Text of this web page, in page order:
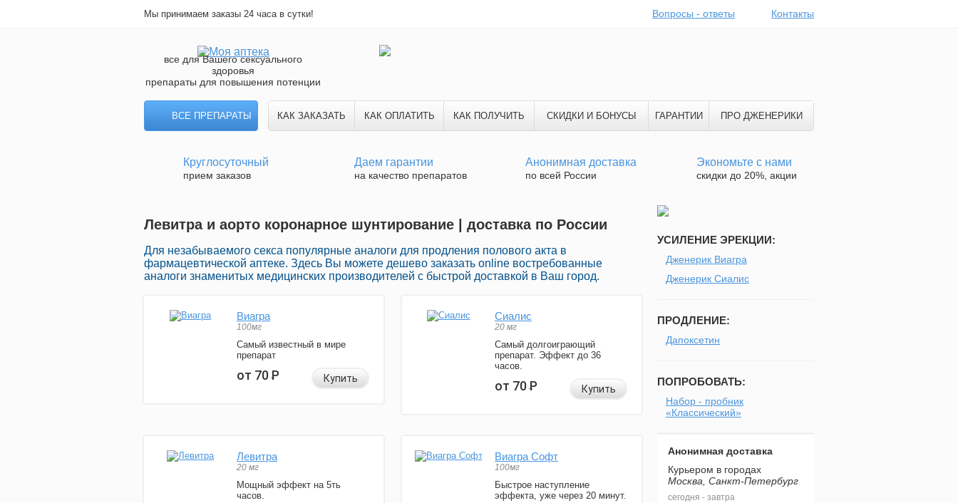
Мы принимаем заказы 24 часа в сутки! Вопросы - ответы Контакты
все для Вашего сексуального
здоровья
препараты для повышения потенции
ВСЕ ПРЕПАРАТЫ КАК ЗАКАЗАТЬ КАК ОПЛАТИТЬ КАК ПОЛУЧИТЬ СКИДКИ И БОНУСЫ ГАРАНТИИ ПРО ДЖЕНЕРИКИ
Круглосуточный
прием заказов
Даем гарантии
на качество препаратов
Анонимная доставка
по всей России
Экономьте с нами
скидки до 20%, акции
Левитра и аорто коронарное шунтирование | доставка по России
Для незабываемого секса популярные аналоги для продления полового акта в
фармацевтической аптеке. Здесь Вы можете дешево заказать online востребованные
аналоги знаменитых медицинских производителей с быстрой доставкой в Ваш город.
Виагра
100мг
Самый известный в мире
препарат
от 70Р Купить
Сиалис
20 мг
Самый долгоиграющий
препарат. Эффект до 36
часов.
от 70Р Купить
Левитра
20 мг
Мощный эффект на 5ть
часов.
Виагра Софт
100мг
Быстрое наступление
эффекта, уже через 20 минут.
УСИЛЕНИЕ ЭРЕКЦИИ:
Дженерик Виагра
Дженерик Сиалис
ПРОДЛЕНИЕ:
Дапоксетин
ПОПРОБОВАТЬ:
Набор - пробник
«Классический»
Анонимная доставка
Курьером в городах
Москва, Санкт-Петербург
сегодня - завтра